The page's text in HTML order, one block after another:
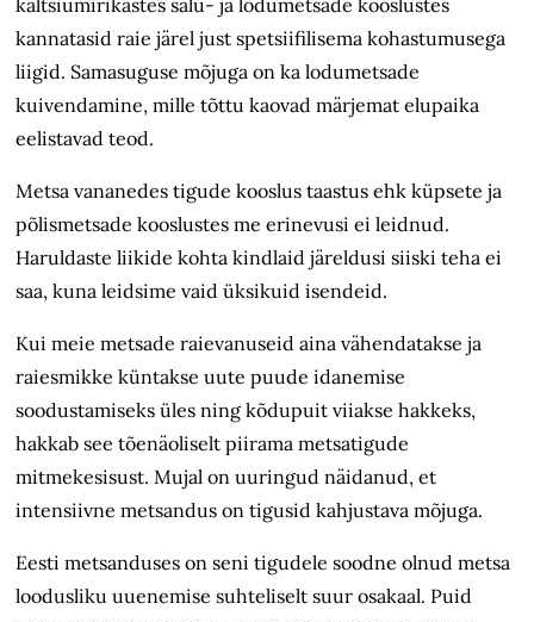
kaltsiumirikastes salu- ja lodumetsade kooslustes
kannatasid raie järel just spetsiifilisema kohastumusega
liigid. Samasuguse mõjuga on ka lodumetsade
kuivendamine, mille tõttu kaovad märjemat elupaika
eelistavad teod.
Metsa vananedes tigude kooslus taastus ehk küpsete ja
põlismetsade kooslustes me erinevusi ei leidnud.
Haruldaste liikide kohta kindlaid järeldusi siiski teha ei
saa, kuna leidsime vaid üksikuid isendeid.
Kui meie metsade raievanuseid aina vähendatakse ja
raiesmikke küntakse uute puude idanemise
soodustamiseks üles ning kõdupuit viiakse hakkeks,
hakkab see tõenäoliselt piirama metsatigude
mitmekesisust. Mujal on uuringud näidanud, et
intensiivne metsandus on tigusid kahjustava mõjuga.
Eesti metsanduses on seni tigudele soodne olnud metsa
loodusliku uuenemise suhteliselt suur osakaal. Puid